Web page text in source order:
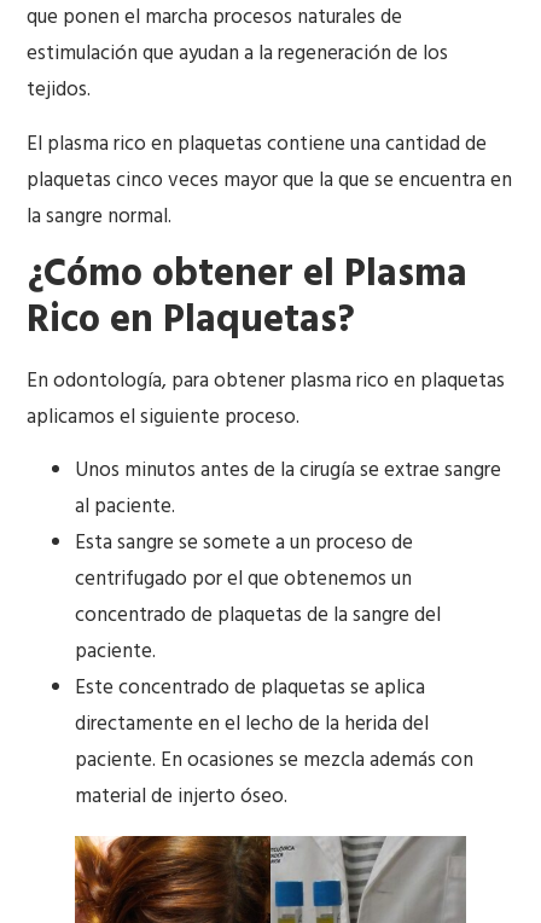
que ponen el marcha procesos naturales de
estimulación que ayudan a la regeneración de los
tejidos.
El plasma rico en plaquetas contiene una cantidad de
plaquetas cinco veces mayor que la que se encuentra en
la sangre normal.
¿Cómo obtener el Plasma
Rico en Plaquetas?
En odontología, para obtener plasma rico en plaquetas
aplicamos el siguiente proceso.
Unos minutos antes de la cirugía se extrae sangre
al paciente.
Esta sangre se somete a un proceso de
centrifugado por el que obtenemos un
concentrado de plaquetas de la sangre del
paciente.
Este concentrado de plaquetas se aplica
directamente en el lecho de la herida del
paciente. En ocasiones se mezcla además con
material de injerto óseo.